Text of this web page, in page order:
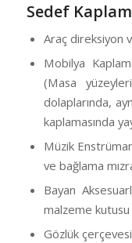
Sedef
Araç direksiyon
Mobilya
(Masa
dolaplarında,
kaplamasında
Müzik
ve bağlama
Bayan
malzeme kutusu
Gözlük